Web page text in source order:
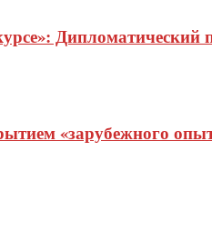
«зарубежного